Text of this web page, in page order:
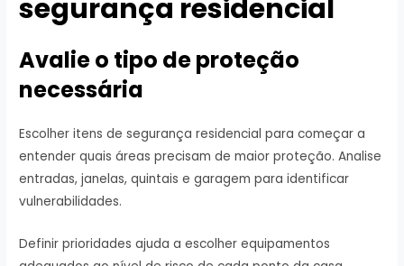
segurança residencial
Avalie o tipo de proteção
necessária
Escolher itens de segurança residencial para começar a
entender quais áreas precisam de maior proteção. Analise
entradas, janelas, quintais e garagem para identificar
vulnerabilidades.
Definir prioridades ajuda a escolher equipamentos